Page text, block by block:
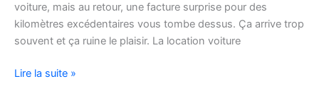
voiture, mais au retour, une facture surprise pour des
kilomètres excédentaires vous tombe dessus. Ça arrive trop
souvent et ça ruine le plaisir. La location voiture
Location
Lire la suite »